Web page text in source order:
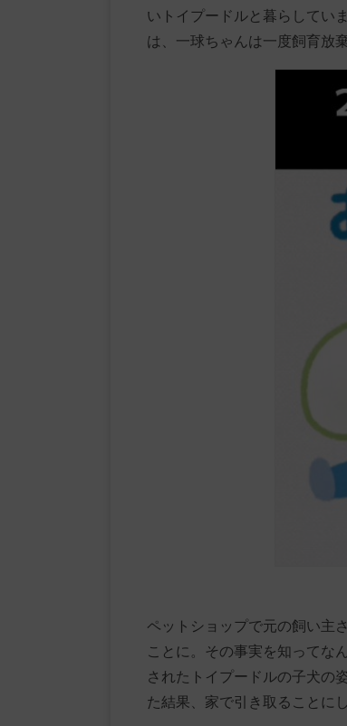
いトイプードルと暮らしてい
は、一球ちゃんは一度飼育放
ペットショップで元の飼い主
ことに。その事実を知ってな
されたトイプードルの子犬の
た結果、家で引き取ることに